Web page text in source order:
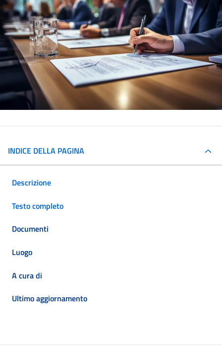
INDICE DELLA PAGINA
Descrizione
Testo completo
Documenti
Luogo
A cura di
Ultimo aggiornamento